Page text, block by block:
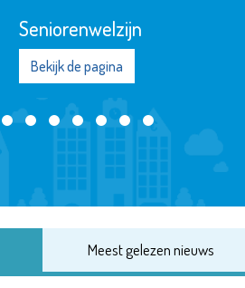
Seniorenwelzijn
Bekijk de pagina
Meest gelezen nieuws